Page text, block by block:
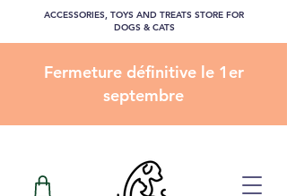
ACCESSORIES, TOYS AND TREATS STORE FOR
DOGS & CATS
Fermeture définitive le 1er
septembre